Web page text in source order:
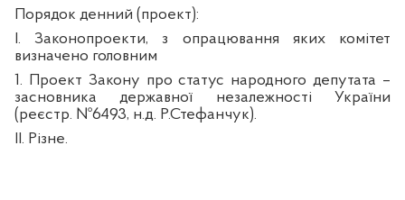
Порядок денний (проект):
І. Законопроекти, з опрацювання яких комітет
визначено головним
1. Проект Закону про статус народного депутата –
засновника державної незалежності України
(реєстр. №6493, н.д. Р.Стефанчук).
ІІ. Різне.